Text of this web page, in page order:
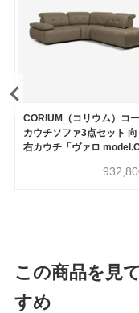
CORIUM（コリウム）コ
カウチソファ3点セット 向
右カウチ「ヴァロ
この商品を見
すめ